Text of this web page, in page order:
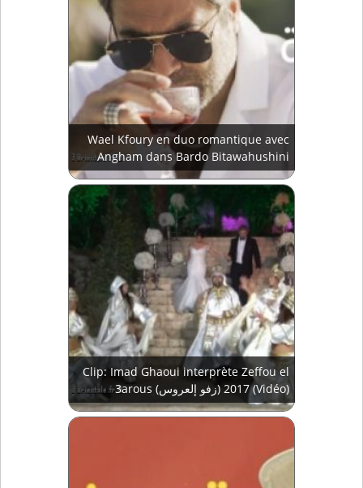
Wael Kfoury en duo romantique avec
Angham dans Bardo Bitawahushini
Clip: Imad Ghaoui interprète Zeffou el
3arous (زفو إلعروس) 2017 (Vidéo)